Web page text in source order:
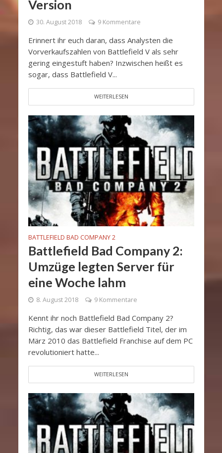
Version
30. August 2018 9 Kommentare
Erinnert ihr euch daran, dass Analysten die
Vorverkaufszahlen von Battlefield V als sehr
gering eingestuft haben? Inzwischen heißt es
sogar, dass Battlefield V...
WEITERLESEN
BATTLEFIELD BAD COMPANY 2
Battlefield Bad Company 2:
Umzüge legten Server für
eine Woche lahm
8. August 2018 9 Kommentare
Kennt ihr noch Battlefield Bad Company 2?
Richtig, das war dieser Battlefield Titel, der im
März 2010 das Battlefield Franchise auf dem PC
revolutioniert hatte...
WEITERLESEN